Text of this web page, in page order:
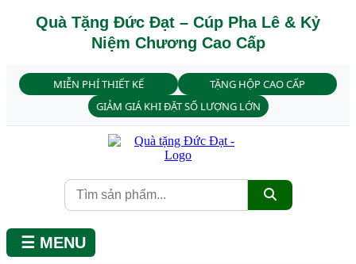
Quà Tặng Đức Đạt – Cúp Pha Lê & Kỷ
Niệm Chương Cao Cấp
MIỄN PHÍ THIẾT KẾ
TẶNG HỘP CAO CẤP
GIẢM GIÁ KHI ĐẶT SỐ LƯỢNG LỚN
☰ MENU